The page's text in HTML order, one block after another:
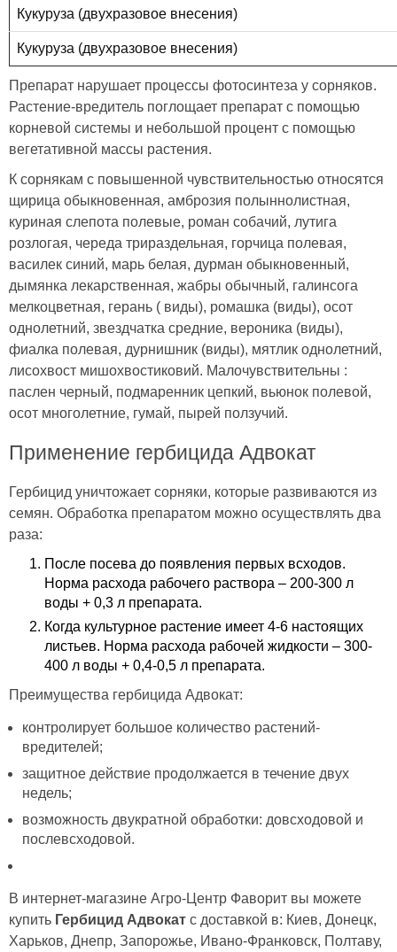
Кукуруза (двухразовое внесения)
Кукуруза (двухразовое внесения)
Препарат нарушает процессы фотосинтеза у сорняков.
Растение-вредитель поглощает препарат с помощью
корневой системы и небольшой процент с помощью
вегетативной массы растения.
К сорнякам с повышенной чувствительностью относятся
щирица обыкновенная, амброзия полыннолистная,
куриная слепота полевые, роман собачий, лутига
розлогая, череда трираздельная, горчица полевая,
василек синий, марь белая, дурман обыкновенный,
дымянка лекарственная, жабры обычный, галинсога
мелкоцветная, герань ( виды), ромашка (виды), осот
однолетний, звездчатка средние, вероника (виды),
фиалка полевая, дурнишник (виды), мятлик однолетний,
лисохвост мишохвостиковий. Малочувствительны :
паслен черный, подмаренник цепкий, вьюнок полевой,
осот многолетние, гумай, пырей ползучий.
Применение гербицида Адвокат
Гербицид уничтожает сорняки, которые развиваются из
семян. Обработка препаратом можно осуществлять два
раза:
После посева до появления первых всходов.
Норма расхода рабочего раствора – 200-300 л
воды + 0,3 л препарата.
Когда культурное растение имеет 4-6 настоящих
листьев. Норма расхода рабочей жидкости – 300-
400 л воды + 0,4-0,5 л препарата.
Преимущества гербицида Адвокат:
контролирует большое количество растений-
вредителей;
защитное действие продолжается в течение двух
недель;
возможность двукратной обработки: довсходовой и
послевсходовой.
В интернет-магазине Агро-Центр Фаворит вы можете
купить Гербицид Адвокат с доставкой в: Киев, Донецк,
Харьков, Днепр, Запорожье, Ивано-Франковск, Полтаву,